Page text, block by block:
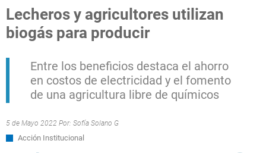
Lecheros y agricultores utilizan
biogás para producir
Entre los beneficios destaca el ahorro
en costos de electricidad y el fomento
de una agricultura libre de químicos
5 de Mayo 2022 Por: Sofía Solano G
Acción Institucional